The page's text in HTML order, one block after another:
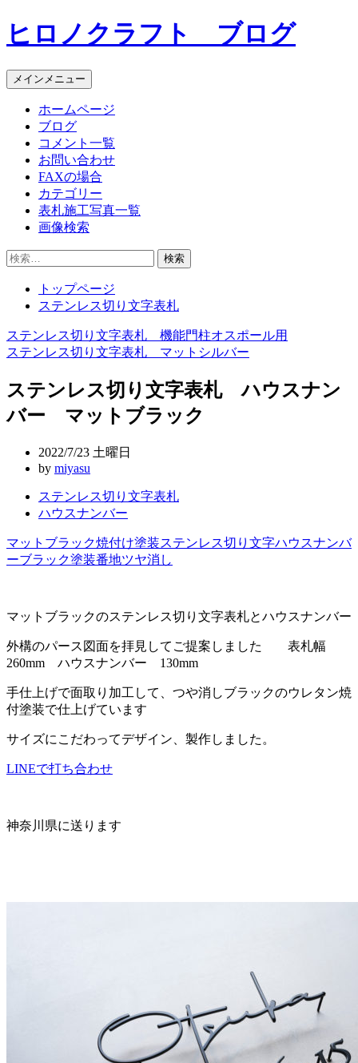
コ
ン
ン
ツ
ヒロノクラフト ブログ
メインメニュー
ホームページ
ブログ
コメント一覧
お問い合わせ
FAXの場合
カテゴリー
表札施工写真一覧
画像検索
検
トップページ
ステンレス切り文字表札
投
稿
ナ
ビ
ン
ステンレス切り文字表札 機能門柱オスポール用
ステンレス切り文字表札 マットシルバー
ステンレス切り文字表札 ハウスナン
バー マットブラック
2022/7/23 土曜日
by miyasu
ステンレス切り文字表札
ハウスナンバー
マットブラック焼付け塗装ステンレス切り文字ハウスナンバ
ーブラック塗装番地ツヤ消し
マットブラックのステンレス切り文字表札とハウスナンバー
外構のパース図面を拝見してご提案しました 表札幅
260mm ハウスナンバー 130mm
手仕上げで面取り加工して、つや消しブラックのウレタン焼
付塗装で仕上げています
サイズにこだわってデザイン、製作しました。
LINEで打ち合わせ
神奈川県に送ります